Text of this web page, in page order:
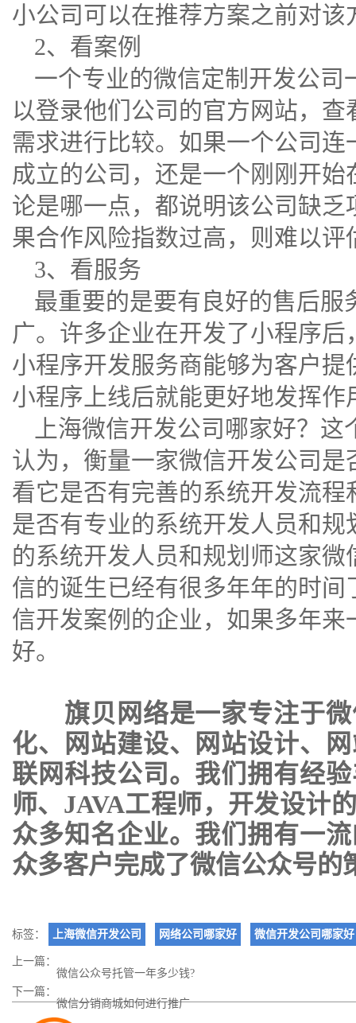
小公司可以在推荐方案之前对
2、看案例
一个专业的微信定制开发公
以登录他们公司的官方网站，
需求进行比较。如果一个公司
成立的公司，还是一个刚刚开
论是哪一点，都说明该公司缺
果合作风险指数过高，则难以评
3、看服务
最重要的是要有良好的售后
广。许多企业在开发了小程序
小程序开发服务商能够为客户
小程序上线后就能更好地发挥作
上海微信开发公司哪家好？
认为，衡量一家微信开发公司
看它是否有完善的系统开发流
是否有专业的系统开发人员和
的系统开发人员和规划师这家
信的诞生已经有很多年年的时
信开发案例的企业，如果多年
好。
旗贝网络是一家专注于
化、 网站建设、 网站设计、
联网科技公司。我们拥有经
师、JAVA工程师，开发设计
众多知名企业。我们拥有一
众多客户完成了微信公众号的
标签： 上海微信开发公司 网络公司哪家好 微信开发公司哪家好
上一篇： 微信公众号托管一年多少钱?
下一篇：微信分销商城如何进行推广